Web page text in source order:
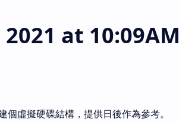
at 10:09AM
虛擬硬碟結構，提供日後作為參考。